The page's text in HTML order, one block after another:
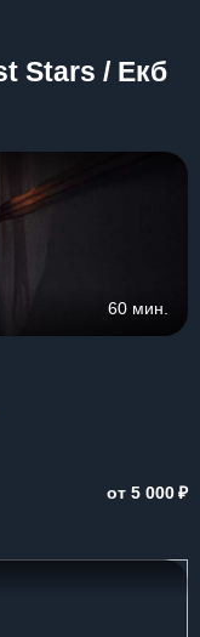
Stars / Екб
60 мин.
от 5 000₽